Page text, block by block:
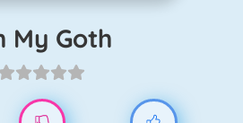
My Goth